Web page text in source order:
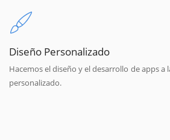
Diseño Personalizado
Hacemos el diseño y el desarrollo de apps
personalizado.